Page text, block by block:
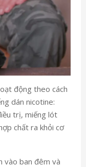
động theo cách
dán nicotine:
trị, miếng lót
chất ra khỏi cơ
vào ban đêm và